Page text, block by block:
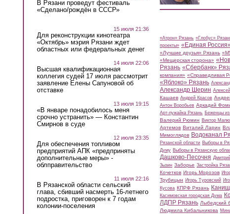
В Рязани проведут фестиваль
«Сделано/рождён в СССР»
15 июля 21:36
Для реконструкции кинотеатра
«Октябрь» мэрия Рязани ждет
областных или федеральных денег
14 июля 22:06
Высшая квалификационная
коллегия судей 17 июля рассмотрит
заявление Елены Сапуновой об
отставке
13 июля 19:15
«В январе понадобилось меня
срочно устранить» — Константин
Смирнов в суде
12 июля 23:35
Для обеспечения топливом
предприятий АПК «предприняты
дополнительные меры» -
облправительство
11 июля 22:16
В Рязанской области сельский
глава, сбивший насмерть 16-летнего
подростка, приговорен к 7 годам
колонии-поселения
«Атрон» Рязань «Глобус»
проекты» «Единая
«Лучшие друзья» Рязань
«Мещерская сторона»
Рязань «Сбербанк»
компания» «Справедливая
«Яблоко» Рязань
Александр Шерин
Кашаев Андрей Красов
Антон Воробьев Аркадий
Арт-лужайка Рязань Беженцы
Валерий Рюмин Виктор
Артемов Виталий Ларин
Мимоглядов Водоканал
Рязанской области Выборы в
Думу Выборы в Рязанскую
Дашково-Песочня
Зызин Заборье Застройка
Кочетков Игорь Морозов
Трубицын Игорь Туровский
Кусова КПРФ Рязань
Касимовская городская Дума
ЛДПР Рязань Лыбедский
Людмила Кибальникова